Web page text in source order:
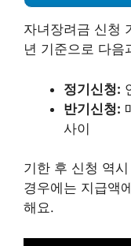
자녀장려금 신청
년 기준으로 다음
정기신청:
반기신청:
사이
기한 후 신청 역
경우에는 지급액
해요.